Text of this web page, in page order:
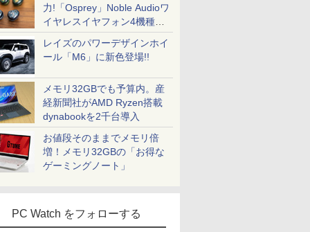
力!「Osprey」Noble Audioワ
イヤレスイヤフォン4機種を
一気に聴く
レイズのパワーデザインホイ
ール「M6」に新色登場!!
メモリ32GBでも予算内。産
経新聞社がAMD Ryzen搭載
dynabookを2千台導入
お値段そのままでメモリ倍
増！メモリ32GBの「お得な
ゲーミングノート」
PC Watch をフォローする